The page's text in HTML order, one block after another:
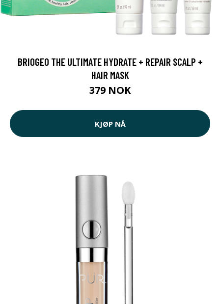
BRIOGEO THE ULTIMATE HYDRATE + REPAIR SCALP +
HAIR MASK
379 NOK
KJØP NÅ